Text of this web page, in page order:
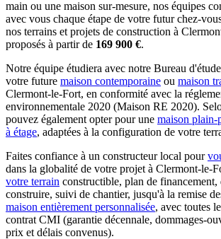
main ou une maison sur-mesure, nos équipes
avec vous chaque étape de votre futur chez-
nos terrains et projets de construction à
proposés à partir de 169 900 €.
Notre équipe étudiera avec notre Bureau
votre future maison contemporaine ou maison
Clermont-le-Fort, en conformité avec la
environnementale 2020 (Maison RE 2020).
pouvez également opter pour une maison plain-
à étage, adaptées à la configuration de votre
Faites confiance à un constructeur local pour
dans la globalité de votre projet à Clermont-le-
votre terrain constructible, plan de financement,
construire, suivi de chantier, jusqu'à la remise
maison entièrement personnalisée, avec toutes
contrat CMI (garantie décennale, dommages-
prix et délais convenus).